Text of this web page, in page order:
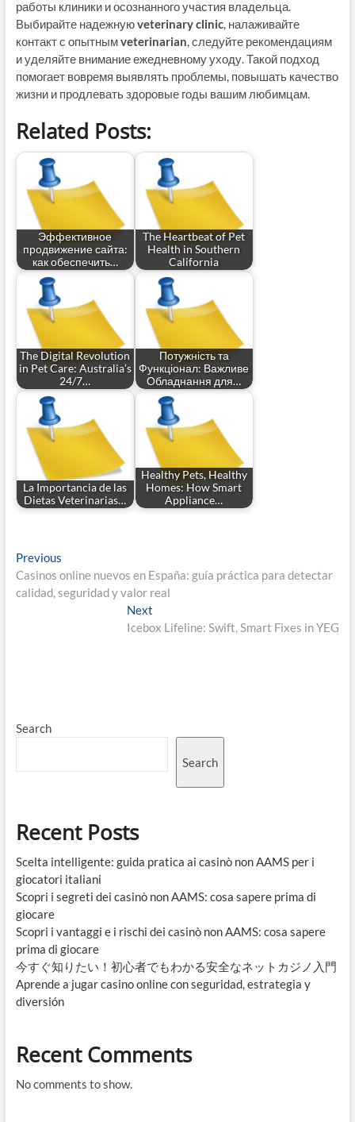
работы клиники и осознанного участия владельца.
Выбирайте надежнуюveterinary clinic, налаживайте
контакт с опытнымveterinarian, следуйте рекомендациям
и уделяйте внимание ежедневному уходу. Такой подход
помогает вовремя выявлять проблемы, повышать качество
жизни и продлевать здоровые годы вашим любимцам.
Related Posts:
Эффективное
продвижение сайта:
как обеспечить…
The Heartbeat of Pet
Health in Southern
California
The Digital Revolution
in Pet Care: Australia’s
24/7…
Потужність та
Функціонал: Важливе
Обладнання для…
La Importancia de las
Dietas Veterinarias…
Healthy Pets, Healthy
Homes: How Smart
Appliance…
Post
navigation
PreviousPrevious
post:
Casinos online nuevos en España: guía práctica para detectar
calidad, seguridad y valor real
Next
post:
Icebox Lifeline: Swift, Smart Fixes in YEG
Search
Search
Recent Posts
Scelta intelligente: guida pratica ai casinò non AAMS per i
giocatori italiani
Scopri i segreti dei casinò non AAMS: cosa sapere prima di
giocare
Scopri i vantaggi e i rischi dei casinò non AAMS: cosa sapere
prima di giocare
今すぐ知りたい！初心者でもわかる安全なネットカジノ入門
Aprende a jugar casino online con seguridad, estrategia y
diversión
Recent Comments
No comments to show.